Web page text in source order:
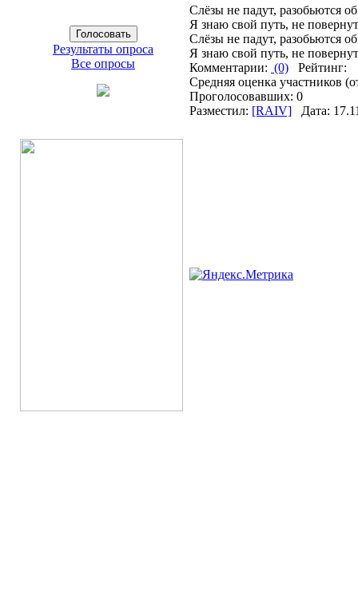
Результаты опроса
Все опросы
Слёзы не падут, разобьются
Я знаю свой путь, не
Слёзы не падут, разобьются
Я знаю свой путь, не
Комментарии: (0) Рейтинг:
Средняя оценка участников
Проголосовавших: 0
Разместил: [RAIV] Дата: